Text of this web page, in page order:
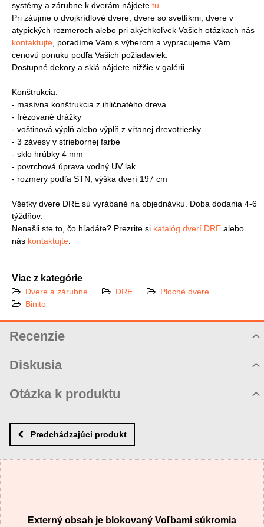
systémy a zárubne k dverám nájdete tu
Pri záujme o dvojkrídlové dvere, dvere so svetlíkmi, dvere v
atypických rozmeroch alebo pri akýchkoľvek Vašich otázkach nás
kontaktujte , poradíme Vám s výberom a vypracujeme Vám
cenovú ponuku podľa Vašich požiadaviek.
Dostupné dekory a sklá nájdete nižšie v galérii.
Konštrukcia:
- masívna konštrukcia z ihličnatého dreva
- frézované drážky
- voštinová výplň alebo výplň z vŕtanej drevotriesky
- 3 závesy v striebornej farbe
- sklo hrúbky 4 mm
- povrchová úprava vodný UV lak
- rozmery podľa STN, výška dverí 197 cm
Všetky dvere DRE sú vyrábané na objednávku. Doba dodania 4-6
týždňov.
Nenašli ste to, čo hľadáte? Prezrite si katalóg dverí DRE alebo
nás kontaktujte
Viac z kategórie
Dvere a zárubne DRE
Ploché dvere
Binito
Recenzie
Diskusia
Zatiaľ nie sú žiadne komentáre! Buďte prvý!
Nový komentár
Otázka k produktu
MENO
VAŠA OTÁZKA K PRODUKTU
Predchádzajúci produkt
Externý obsah je blokovaný Voľbami súkromia